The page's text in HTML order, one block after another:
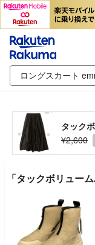
タック
¥2,600
「タックボリュー